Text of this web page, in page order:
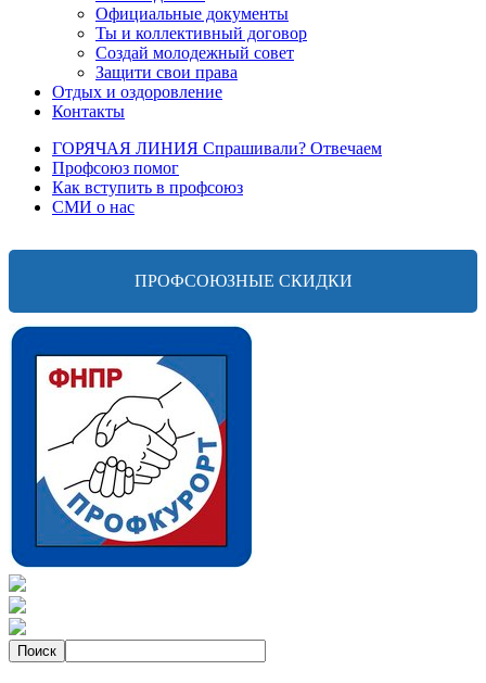
Официальные документы
Ты и коллективный договор
Создай молодежный совет
Защити свои права
Отдых и оздоровление
Контакты
ГОРЯЧАЯ ЛИНИЯ Спрашивали? Отвечаем
Профсоюз помог
Как вступить в профсоюз
СМИ о нас
ПРОФСОЮЗНЫЕ СКИДКИ